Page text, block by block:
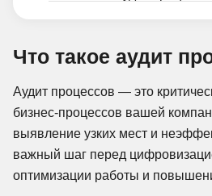
Что такое аудит
Аудит процессов — это
бизнес-процессов вашей
выявление узких мест и
важный шаг перед
оптимизации работы и